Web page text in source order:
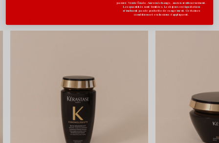
panier. Vente finale. Aucun échange, aucun remboursement.
Les quantités sont limitées. Les bijoux en liquidation
n'incluent pas de pochette de rangement. Certaines
conditions et exclusions s'appliquent.